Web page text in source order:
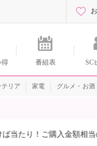
得 番組表 SC
リア 家電 グルメ・お酒
り！ご購入金額相当の